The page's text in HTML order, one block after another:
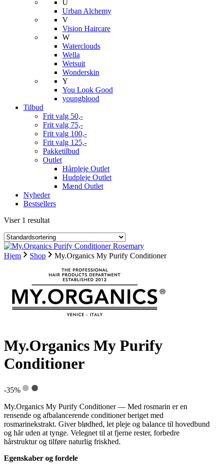
U
Urban Alchemy
V
Vision Haircare
W
Waterclouds
Wella
Wetsuit
Wonderskin
Y
You Look Good
youngblood
Tilbud
Frit valg 50,-
Frit valg 75,-
Frit valg 100,-
Frit valg 125,-
Pakketilbud
Outlet
Hårpleje Outlet
Hudpleje Outlet
Mænd Outlet
Nyheder
Bestsellers
Viser 1 resultat
Hjem Shop My.Organics My Purify Conditioner
My.Organics My Purify
Conditioner
-35%
My.Organics My Purify Conditioner — Med rosmarin er en
rensende og afbalancerende conditioner beriget med
rosmarinekstrakt. Giver blødhed, let pleje og balance til hovedbund
og hår uden at tynge. Velegnet til at fjerne rester, forbedre
hårstruktur og tilføre naturlig friskhed.
Egenskaber og fordele